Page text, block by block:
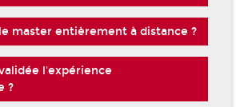
master entièrement à distance ?
l'expérience
?